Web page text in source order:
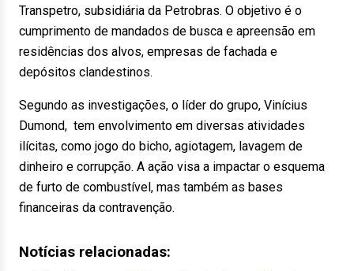
Transpetro, subsidiária da Petrobras. O objetivo é o
cumprimento de mandados de busca e apreensão em
residências dos alvos, empresas de fachada e
depósitos clandestinos.
Segundo as investigações, o líder do grupo, Vinícius
Dumond, tem envolvimento em diversas atividades
ilícitas, como jogo do bicho, agiotagem, lavagem de
dinheiro e corrupção. A ação visa a impactar o esquema
de furto de combustível, mas também as bases
financeiras da contravenção.
Notícias relacionadas: